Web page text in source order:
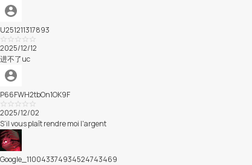
U251211317893
Buruk
2025/12/12
进不了uc
P66FWH2tbOn1OK9F
Cemerlan
g
2025/12/02
S'il vous plaît rendre moi l'argent
Google_110043374934524743469